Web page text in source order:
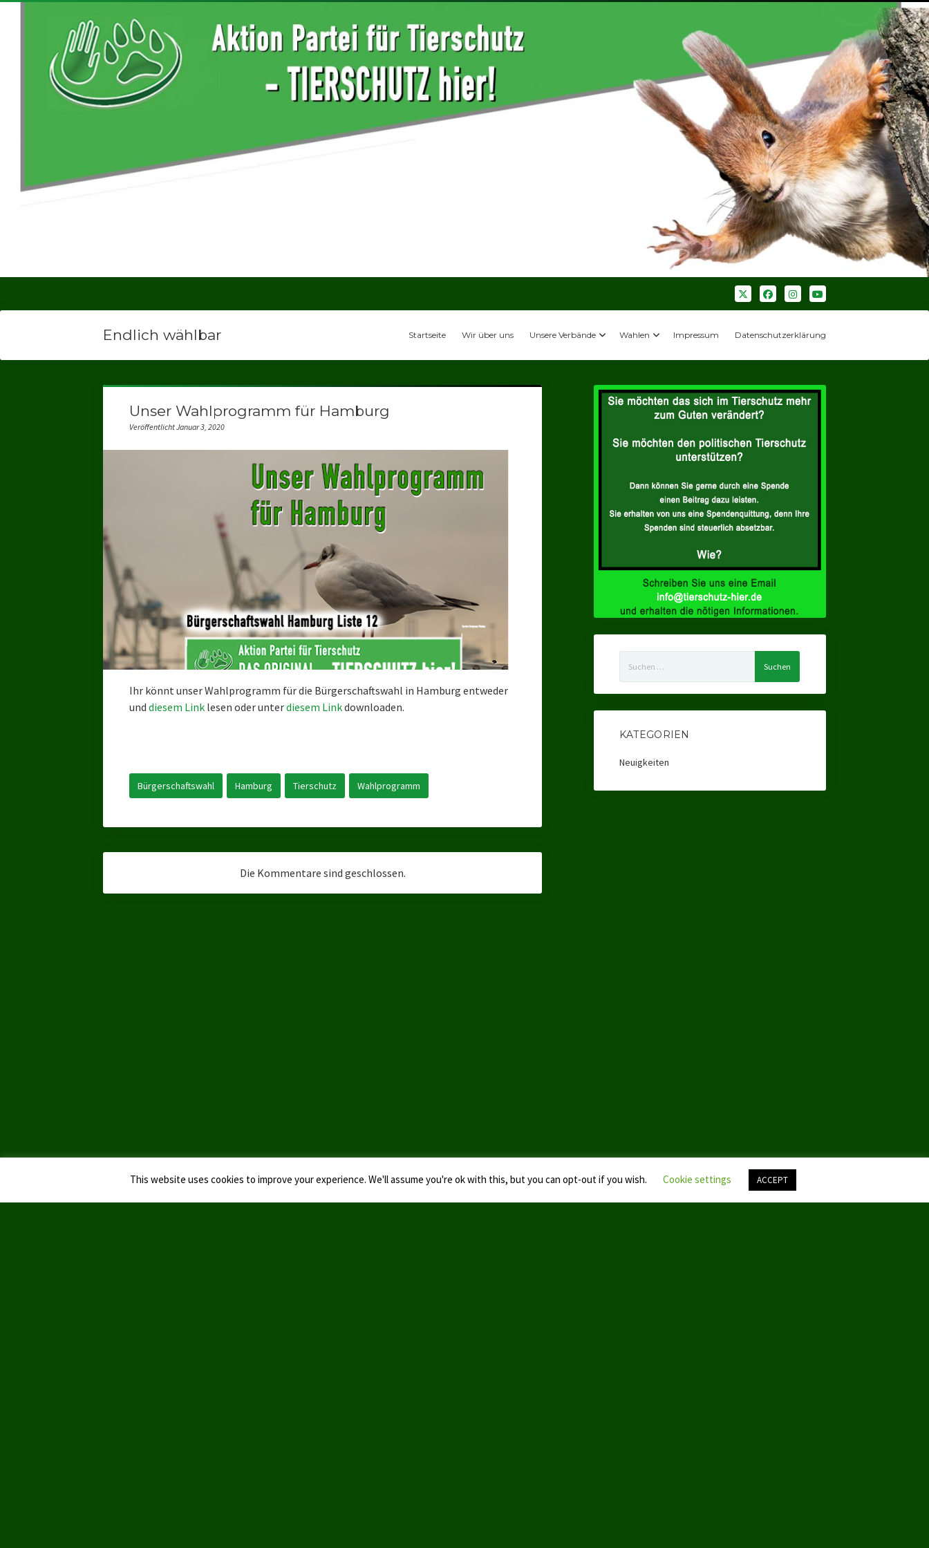
Endlich wählbar Startseite Wir über uns Unsere Verbände Wahlen Impressum Datenschutzerklärung
Unser Wahlprogramm für Hamburg
Veröffentlicht Januar 3, 2020
Ihr könnt unser Wahlprogramm für die Bürgerschaftswahl in Hamburg entweder
und diesem Linklesen oder unterdiesem Linkdownloaden.
Bürgerschaftswahl Hamburg Tierschutz Wahlprogramm
Die Kommentare sind geschlossen.
nach:
KATEGORIEN
Neuigkeiten
This website uses cookies to improve your experience. We'll assume you're ok with this, but you can opt-out if you wish. Cookie settings ACCEPT